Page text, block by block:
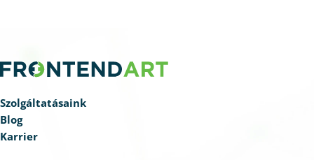
Szolgáltatásaink
Blog
Karrier